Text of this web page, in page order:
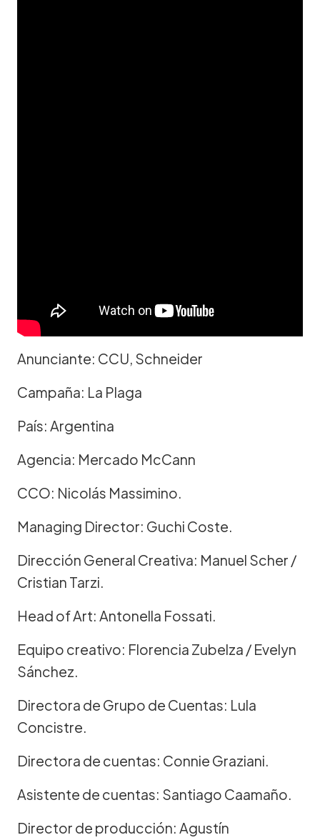
Anunciante: CCU, Schneider
Campaña: La Plaga
País: Argentina
Agencia: Mercado McCann
CCO: Nicolás Massimino.
Managing Director: Guchi Coste.
Dirección General Creativa: Manuel Scher /
Cristian Tarzi.
Head of Art: Antonella Fossati.
Equipo creativo: Florencia Zubelza / Evelyn
Sánchez.
Directora de Grupo de Cuentas: Lula
Concistre.
Directora de cuentas: Connie Graziani.
Asistente de cuentas: Santiago Caamaño.
Director de producción: Agustín